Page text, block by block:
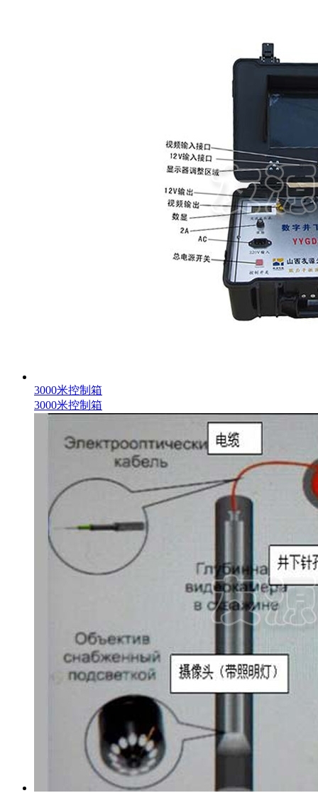
3000米控制箱
3000米控制箱